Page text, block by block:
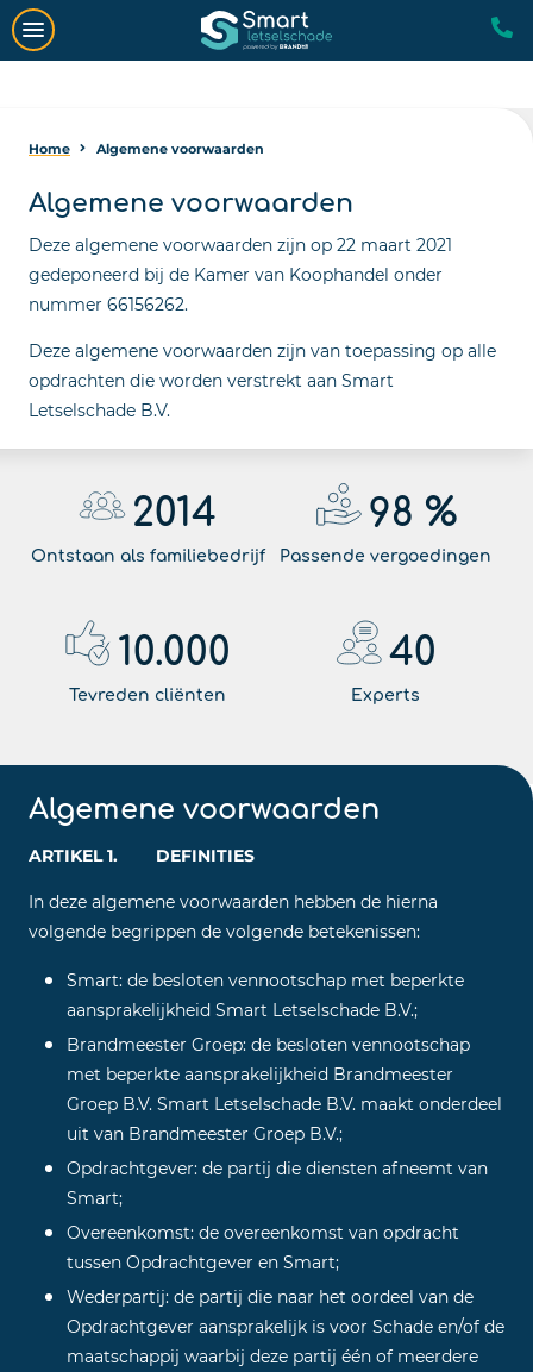
Home Algemene voorwaarden
Algemene voorwaarden
Deze algemene voorwaarden zijn op 22 maart 2021
gedeponeerd bij de Kamer van Koophandel onder
nummer 66156262.
Deze algemene voorwaarden zijn van toepassing op alle
opdrachten die worden verstrekt aan Smart
Letselschade B.V.
2014
Ontstaan als familiebedrijf
98 %
Passende vergoedingen
10.000
Tevreden cliënten
40
Experts
Algemene voorwaarden
ARTIKEL 1. DEFINITIES
In deze algemene voorwaarden hebben de hierna
volgende begrippen de volgende betekenissen:
Smart: de besloten vennootschap met beperkte
aansprakelijkheid Smart Letselschade B.V.;
Brandmeester Groep: de besloten vennootschap
met beperkte aansprakelijkheid Brandmeester
Groep B.V. Smart Letselschade B.V. maakt onderdeel
uit van Brandmeester Groep B.V.;
Opdrachtgever: de partij die diensten afneemt van
Smart;
Overeenkomst: de overeenkomst van opdracht
tussen Opdrachtgever en Smart;
Wederpartij: de partij die naar het oordeel van de
Opdrachtgever aansprakelijk is voor Schade en/of de
maatschappij waarbij deze partij één of meerdere